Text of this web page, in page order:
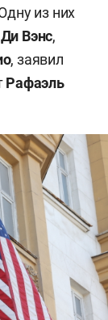
из них
Вэнс,
, заявил
Рафаэль